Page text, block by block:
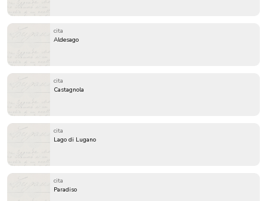
cita
Aldesago
cita
Castagnola
cita
Lago di Lugano
cita
Paradiso